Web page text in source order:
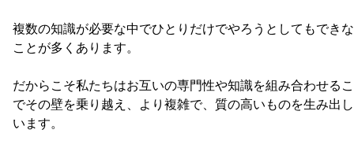
複数の知識が必要な中でひとりだけでやろうとしてもでき
ことが多くあります。
だからこそ私たちはお互いの専門性や知識を組み合わせる
でその壁を乗り越え、より複雑で、質の高いものを生み出
います。